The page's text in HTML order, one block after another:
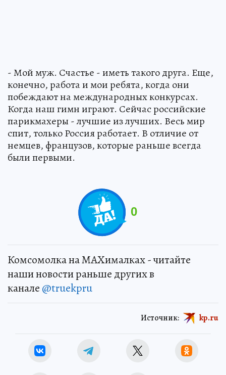
- Мой муж. Счастье - иметь такого друга. Еще,
конечно, работа и мои ребята, когда они
побеждают на международных конкурсах.
Когда наш гимн играют. Сейчас российские
парикмахеры - лучшие из лучших. Весь мир
спит, только Россия работает. В отличие от
немцев, французов, которые раньше всегда
были первыми.
0
Комсомолка на MAXималках - читайте
наши новости раньше других в
канале @truekpru
Источник: kp.ru